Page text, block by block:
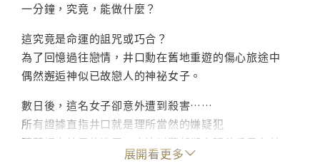
一分鐘，究竟，能做什麼？
這究竟是命運的詛咒或巧合？
為了回憶過往戀情，井口勳在舊地重遊的傷心旅途中
偶然邂逅神似已故戀人的神祕女子。
數日後，這名女子卻意外遭到殺害……
所有證據直指井口就是理所當然的嫌疑犯
隨著調查結果的進展，十津川警部卻主張兇手另有其
展開看更多